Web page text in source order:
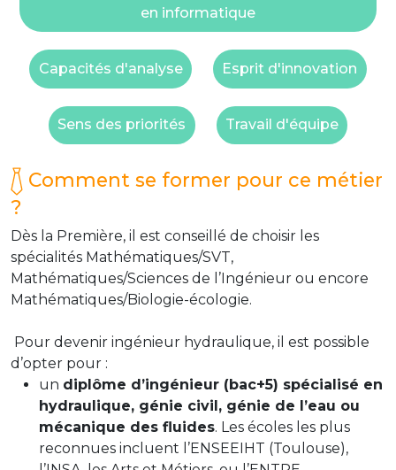
en informatique
Capacités d'analyse Esprit d'innovation
Sens des priorités Travail d'équipe
Comment se former pour ce métier
?
Dès la Première, il est conseillé de choisir les
spécialités Mathématiques/SVT,
Mathématiques/Sciences de l’Ingénieur ou encore
Mathématiques/Biologie-écologie.
Pour devenir ingénieur hydraulique, il est possible
d’opter pour :
un diplôme d’ingénieur (bac+5) spécialisé en
hydraulique, génie civil, génie de l’eau ou
mécanique des fluides. Les écoles les plus
reconnues incluent l’ENSEEIHT (Toulouse),